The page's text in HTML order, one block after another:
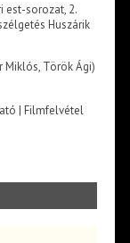
est-sorozat, 2.
Huszárik
Miklós, Török Ági)
| Filmfelvétel